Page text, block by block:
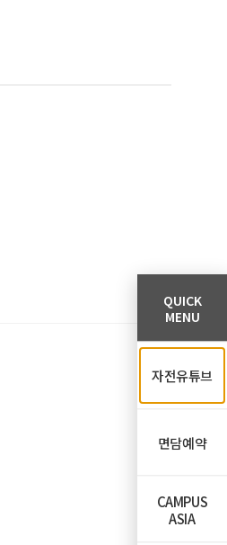
QUICK
MENU
자전유튜브
면담예약
CAMPUS
ASIA